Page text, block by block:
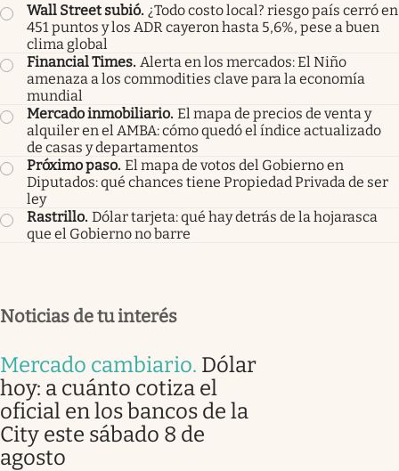
Wall Street subió. ¿Todo costo local? riesgo país cerró en
451 puntos y los ADR cayeron hasta 5,6%, pese a buen
clima global
Financial Times. Alerta en los mercados: El Niño
amenaza a los commodities clave para la economía
mundial
Mercado inmobiliario. El mapa de precios de venta y
alquiler en el AMBA: cómo quedó el índice actualizado
de casas y departamentos
Próximo paso. El mapa de votos del Gobierno en
Diputados: qué chances tiene Propiedad Privada de ser
ley
Rastrillo. Dólar tarjeta: qué hay detrás de la hojarasca
que el Gobierno no barre
Noticias de tu interés
Mercado cambiario. Dólar
hoy: a cuánto cotiza el
oficial en los bancos de la
City este sábado 8 de
agosto